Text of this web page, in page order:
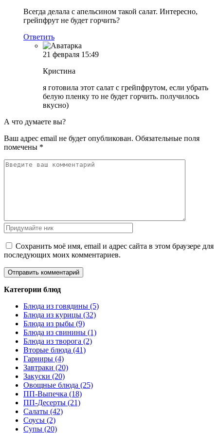
Всегда делала с апельсином такой салат. Интересно,
грейпфрут не будет горчить?
Ответить
21 февраля 15:49
Кристина
я готовила этот салат с грейпфрутом, если убрать
белую пленку то не будет горчить. получилось
вкусно)
А что думаете вы?
Ваш адрес email не будет опубликован. Обязательные поля
помечены *
Сохранить моё имя, email и адрес сайта в этом браузере для
последующих моих комментариев.
Категории блюд
Блюда из говядины (5)
Блюда из курицы (32)
Блюда из рыбы (9)
Блюда из свинины (1)
Блюда из творога (2)
Вторые блюда (41)
Гарниры (4)
Завтраки (20)
Закуски (20)
Овощные блюда (25)
ПП-Выпечка (18)
ПП-Десерты (21)
Салаты (42)
Соусы (2)
Супы (20)